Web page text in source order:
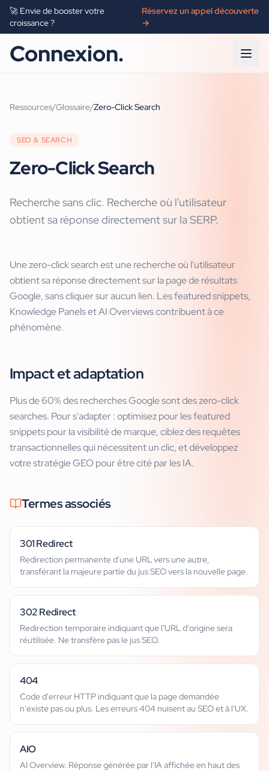
🚀 Envie de booster votre
croissance ?
Réservez un appel découverte
→
Connexion.
Ressources/Glossaire/Zero-Click Search
SEO & SEARCH
Zero-Click Search
Recherche sans clic. Recherche où l'utilisateur
obtient sa réponse directement sur la SERP.
Une zero-click search est une recherche où l'utilisateur
obtient sa réponse directement sur la page de résultats
Google, sans cliquer sur aucun lien. Les featured snippets,
Knowledge Panels et AI Overviews contribuent à ce
phénomène.
Impact et adaptation
Plus de 60% des recherches Google sont des zero-click
searches. Pour s'adapter : optimisez pour les featured
snippets pour la visibilité de marque, ciblez des requêtes
transactionnelles qui nécessitent un clic, et développez
votre stratégie GEO pour être cité par les IA.
Termes associés
301 Redirect
Redirection permanente d'une URL vers une autre,
transférant la majeure partie du jus SEO vers la nouvelle page.
302 Redirect
Redirection temporaire indiquant que l'URL d'origine sera
réutilisée. Ne transfère pas le jus SEO.
404
Code d'erreur HTTP indiquant que la page demandée
n'existe pas ou plus. Les erreurs 404 nuisent au SEO et à l'UX.
AIO
AI Overview. Réponse générée par l'IA affichée en haut des